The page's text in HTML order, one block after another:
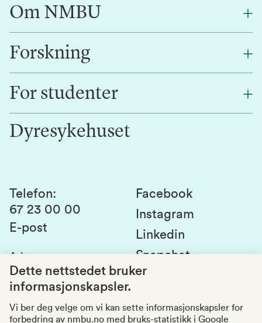
Om NMBU
Om oss
Alumni
Kontakt oss
Forskning
Forskning
Innovasjon
For studenter
Studentlivet
Studier og emner
Studenttinget
Si fra om avvik
Kvalitet i utdanningen
Dyresykehuset
Telefon:
67 23 00 00
E-post
Adresse:
Postboks 5003
1432 Ås
Organisasjonsnummer
969159570
Facebook
Instagram
Linkedin
Snapchat
Dette nettstedet bruker
informasjonskapsler.
Vi ber deg velge om vi kan sette informasjonskapsler for
forbedring av nmbu.no med bruks-statistikk i Google